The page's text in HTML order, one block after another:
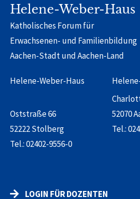
Helene-Weber-Haus
Katholisches Forum für
Erwachsenen- und Familienbildung
Aachen-Stadt und Aachen-Land
Helene-Weber-Haus
Oststraße 66
52222 Stolberg
Tel.:02402-9556-0
52070
Tel.:
LOGIN FÜR DOZENTEN